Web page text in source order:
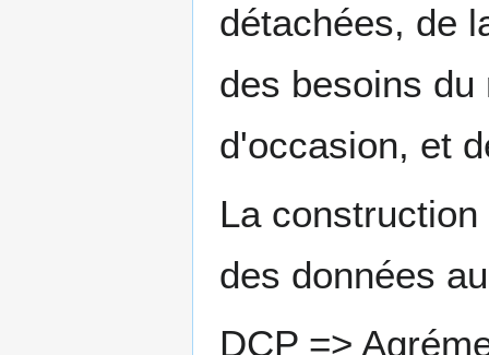
détachées, de
des besoins
d'occasion, et
La
des données
DCP =>